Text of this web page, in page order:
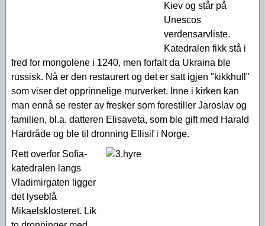
Kiev og står på
Unescos
verdensarvliste.
Katedralen fikk stå i
fred for mongolene i 1240, men forfalt da Ukraina ble
russisk. Nå er den restaurert og det er satt igjen "kikkhull"
som viser det opprinnelige murverket. Inne i kirken kan
man ennå se rester av fresker som forestiller Jaroslav og
familien, bl.a. datteren Elisaveta, som ble gift med Harald
Hardråde og ble til dronning Ellisif i Norge.
Rett overfor Sofia-
katedralen langs
Vladimirgaten ligger
det lyseblå
Mikaelsklosteret. Lik